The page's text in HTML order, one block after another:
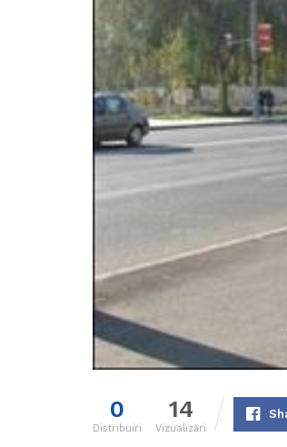
0
Distribuiri
14
Vizualizări